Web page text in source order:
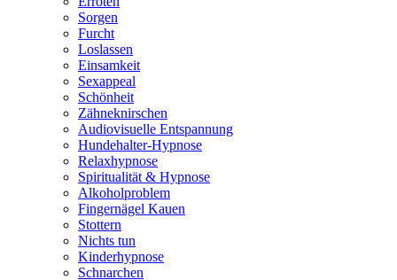
Sorgen
Furcht
Loslassen
Einsamkeit
Sexappeal
Schönheit
Zähneknirschen
Audiovisuelle Entspannung
Hundehalter-Hypnose
Relaxhypnose
Spiritualität & Hypnose
Alkoholproblem
Fingernägel Kauen
Stottern
Nichts tun
Kinderhypnose
Schnarchen